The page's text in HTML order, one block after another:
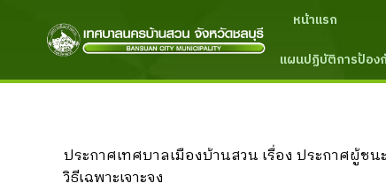
หน้าแรก
แผนปฏิบัติการป้อง
ประกาศเทศบาลเมืองบ้านสวน เรื่อง ประกาศผู้
วิธีเฉพาะเจาะจง